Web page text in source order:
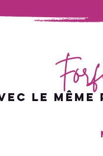
LE MÊME